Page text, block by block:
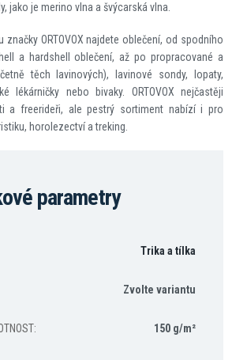
jako je merino vlna a švýcarská vlna.
ORTOVOX najdete oblečení, od spodního
a hardshell oblečení, až po propracované a
těch lavinových), lavinové sondy, lopaty,
lékárničky nebo bivaky. ORTOVOX nejčastěji
a freerideři, ale pestrý sortiment nabízí i pro
horolezectví a treking.
parametry
Trika a tílka
Zvolte variantu
: 150 g/m²